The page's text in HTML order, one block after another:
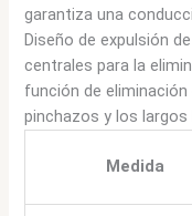
garantiza una
Diseño de expulsión
centrales para la
función de
pinchazos y los
Medida